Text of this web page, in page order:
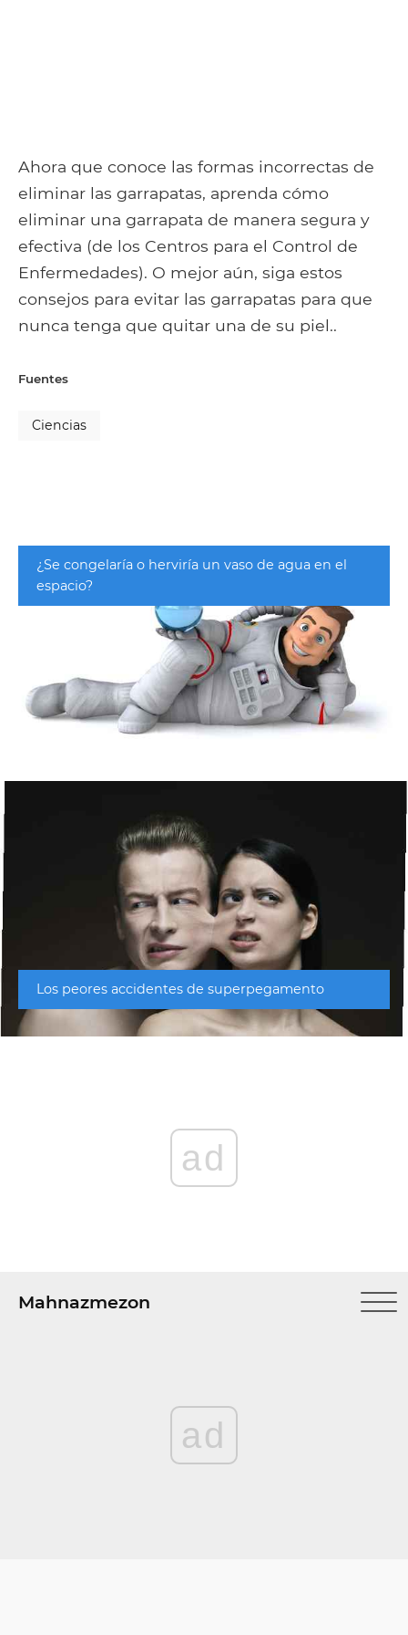
Ahora que conoce las formas incorrectas de
eliminar las garrapatas, aprenda cómo
eliminar una garrapata de manera segura y
efectiva (de los Centros para el Control de
Enfermedades). O mejor aún, siga estos
consejos para evitar las garrapatas para que
nunca tenga que quitar una de su piel..
Fuentes
Ciencias
¿Se congelaría o herviría un vaso de agua en el
espacio?
Los peores accidentes de superpegamento
ad
Mahnazmezon
ad